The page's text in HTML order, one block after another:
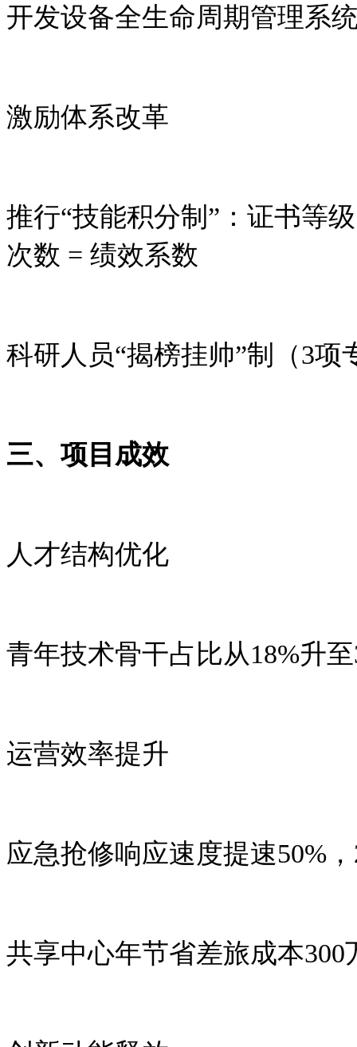
开发设备全生命周期管理系
激励体系改革
推行“技能积分制”：证书等
次数 = 绩效系数
科研人员“揭榜挂帅”制（3项
三、项目成效
人才结构优化
青年技术骨干占比从18%升至
运营效率提升
应急抢修响应速度提速50% ，
共享中心年节省差旅成本300